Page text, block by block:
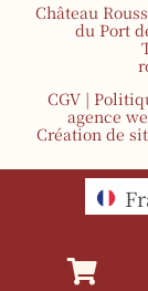
Château
du Port
CGV|
agence
Création de